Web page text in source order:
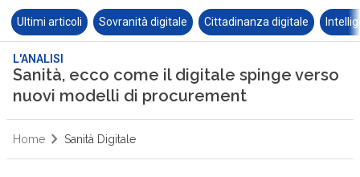
Ultimi articoli Sovranità digitale Cittadinanza digitale
L'ANALISI
Sanità, ecco come il digitale spinge verso
nuovi modelli di procurement
Home Sanità Digitale